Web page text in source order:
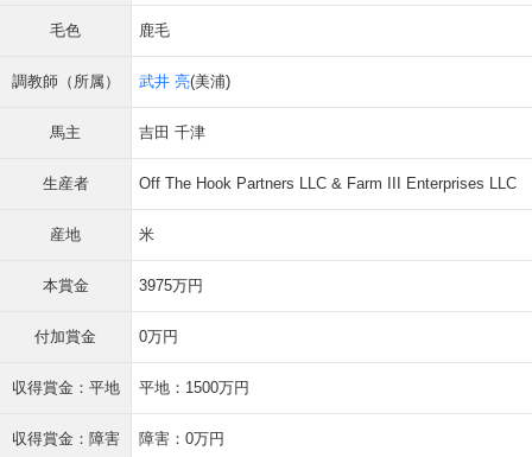
毛色 鹿毛
調教師（所属） 武井 亮(美浦)
馬主 吉田 千津
生産者 Off The Hook Partners LLC & Farm III Enterprises LLC
産地 米
本賞金 3975万円
付加賞金 0万円
収得賞金：平地 平地：1500万円
収得賞金：障害 障害：0万円